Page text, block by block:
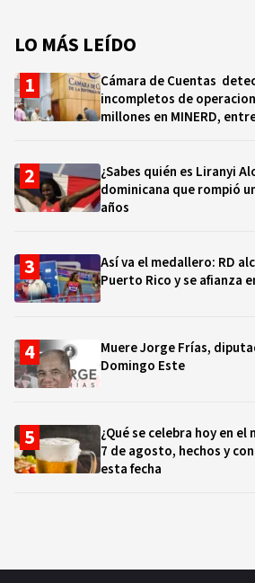
LO MÁS LEÍDO
Cámara de Cuentas
incompletos de
millones en MINERD,
¿Sabes quién es Liranyi
dominicana que rompió
años
Así va el medallero: RD
Puerto Rico y se afianza
Muere Jorge Frías,
Domingo Este
¿Qué se celebra hoy en
7 de agosto, hechos y
esta fecha